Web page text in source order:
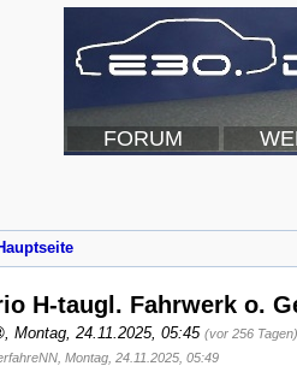
FORUM
H-taugl. Fahrwerk o.
Montag, 24.11.2025, 05:45 (vor 256 Tagen)
Montag, 24.11.2025, 05:49